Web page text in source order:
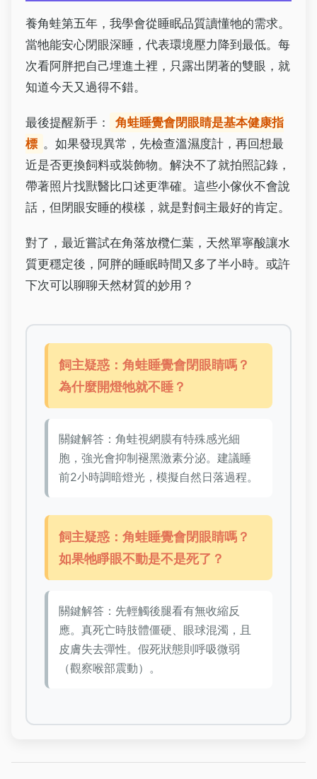
養角蛙第五年，我學會從睡眠品質讀懂牠的需求。
當牠能安心閉眼深睡，代表環境壓力降到最低。每
次看阿胖把自己埋進土裡，只露出閉著的雙眼，就
知道今天又過得不錯。
最後提醒新手：
角蛙睡覺會閉眼睛是基本健康指
標 。如果發現異常，先檢查溫濕度計，再回想最
近是否更換飼料或裝飾物。解決不了就拍照記錄，
帶著照片找獸醫比口述更準確。這些小傢伙不會說
話，但閉眼安睡的模樣，就是對飼主最好的肯定。
對了，最近嘗試在角落放欖仁葉，天然單寧酸讓水
質更穩定後，阿胖的睡眠時間又多了半小時。或許
下次可以聊聊天然材質的妙用？
飼主疑惑：角蛙睡覺會閉眼睛嗎？
為什麼開燈牠就不睡？
關鍵解答：角蛙視網膜有特殊感光細
胞，強光會抑制褪黑激素分泌。建議睡
前2小時調暗燈光，模擬自然日落過程。
飼主疑惑：角蛙睡覺會閉眼睛嗎？
如果牠睜眼不動是不是死了？
關鍵解答：先輕觸後腿看有無收縮反
應。真死亡時肢體僵硬、眼球混濁，且
皮膚失去彈性。假死狀態則呼吸微弱
（觀察喉部震動）。